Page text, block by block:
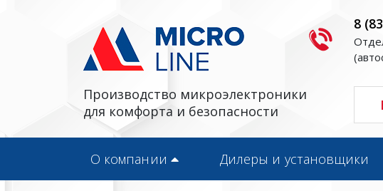
Производство микроэлектроники
для комфорта и безопасности
8
О компании Дилеры и установщики